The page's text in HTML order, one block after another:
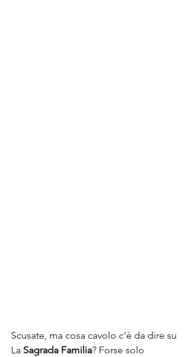
Scusate, ma cosa cavolo c'è da dire su
La Sagrada Familia? Forse solo